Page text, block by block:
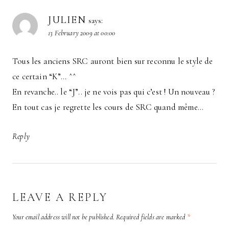
JULIEN says:
13 February 2009 at 00:00
Tous les anciens SRC auront bien sur reconnu le style de
ce certain “K”… ^^
En revanche.. le “J”.. je ne vois pas qui c’est ! Un nouveau ?
En tout cas je regrette les cours de SRC quand même…
Reply
LEAVE A REPLY
Your email address will not be published. Required fields are marked *